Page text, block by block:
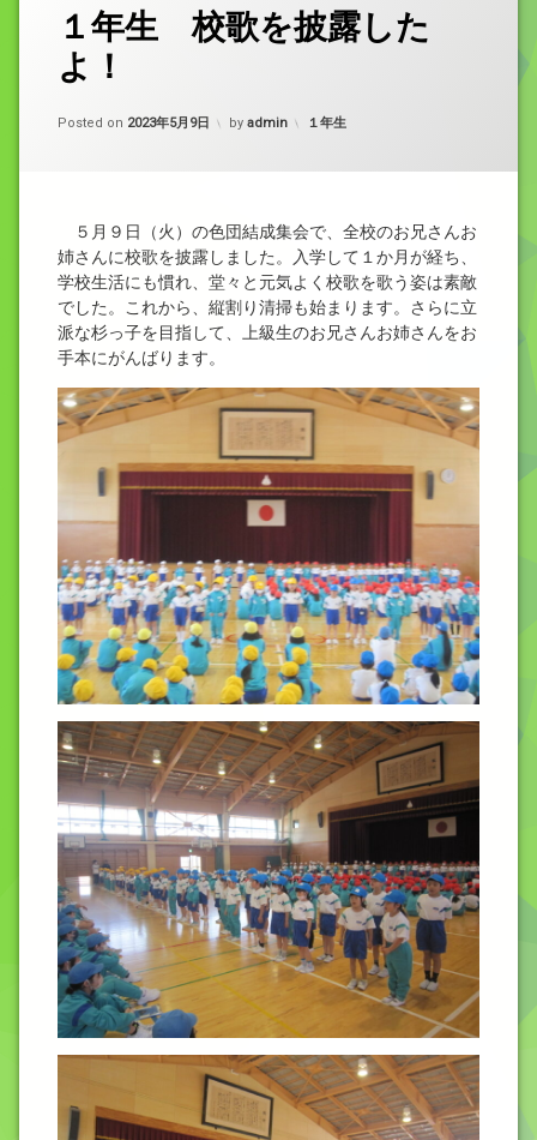
１年生 校歌を披露した
よ！
Posted on 2023年5月9日
Updated on 2023年5月11日
by admin カテゴリー:
１年生
５月９日（火）の色団結成集会で、全校のお兄さんお
姉さんに校歌を披露しました。入学して１か月が経ち、
学校生活にも慣れ、堂々と元気よく校歌を歌う姿は素敵
でした。これから、縦割り清掃も始まります。さらに立
派な杉っ子を目指して、上級生のお兄さんお姉さんをお
手本にがんばります。